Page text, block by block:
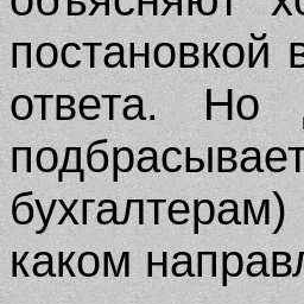
постановкой
ответа. Но
каком